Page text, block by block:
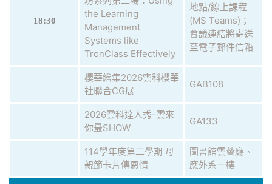
18:30
the Learning
Management
Systems like
TronClass Effectively
地點/線上課程
(MS Teams)；
會議連結將寄送
至電子郵件信箱
櫻華繪集2026雲科櫻華
社聯合CG展
GAB108
2026雲科達人秀-雲來
你最SHOW
GA133
114學年度第二學期 母
親節卡片傳恩情
圖書館雲薈廳、
應外系一樓